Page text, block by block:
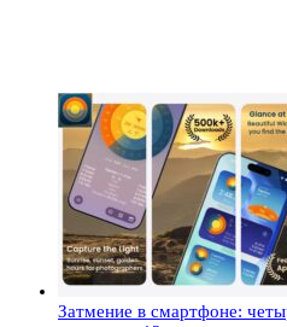
Затмение в смартфоне: